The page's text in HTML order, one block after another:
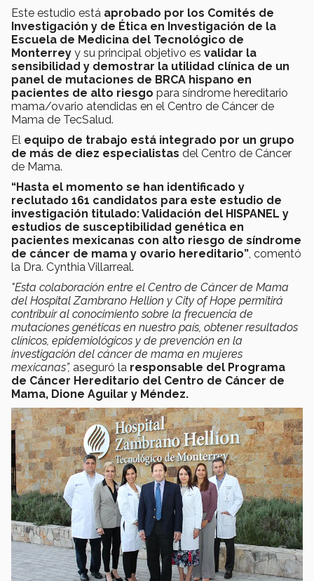
Este estudio está aprobado por los Comités de
Investigación y de Ética en Investigación de la
Escuela de Medicina del Tecnológico de
Monterrey y su principal objetivo es validar la
sensibilidad y demostrar la utilidad clínica de un
panel de mutaciones de BRCA hispano en
pacientes de alto riesgo para síndrome hereditario
mama/ovario atendidas en el Centro de Cáncer de
Mama de TecSalud.
El equipo de trabajo está integrado por un grupo
de más de diez especialistas del Centro de Cáncer
de Mama.
“Hasta el momento se han identificado y
reclutado 161 candidatos para este estudio de
investigación titulado: Validación del HISPANEL y
estudios de susceptibilidad genética en
pacientes mexicanas con alto riesgo de síndrome
de cáncer de mama y ovario hereditario” , comentó
la Dra. Cynthia Villarreal.
"Esta colaboración entre el Centro de Cáncer de Mama
del Hospital Zambrano Hellion y City of Hope permitirá
contribuir al conocimiento sobre la frecuencia de
mutaciones genéticas en nuestro país, obtener resultados
clínicos, epidemiológicos y de prevención en la
investigación del cáncer de mama en mujeres
mexicanas”, aseguró la responsable del Programa
de Cáncer Hereditario del Centro de Cáncer de
Mama, Dione Aguilar y Méndez.